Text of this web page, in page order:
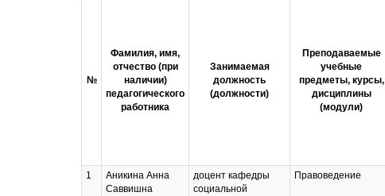
№
Фамилия, имя,
отчество (при
наличии)
педагогического
работника
Занимаемая
должность
(должности)
Преподаваемые
учебные
предметы, курсы,
дисциплины
(модули)
1
Аникина Анна
Саввишна
доцент кафедры
социальной
Правоведение